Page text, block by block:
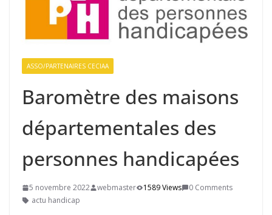
ASSO/PARTENAIRES CECIAA
Baromètre des maisons
départementales des
personnes handicapées
5 novembre 2022 webmaster 1589 Views
0 Comments
actu handicap